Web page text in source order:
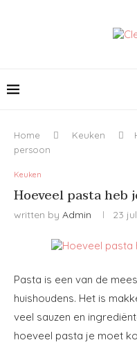
Home Keuken
persoon
Keuken
Hoeveel pasta heb
written by Admin 23
Pasta is een van de
huishoudens. Het is
veel sauzen en
hoeveel pasta je moet